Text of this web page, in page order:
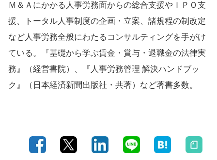
Ｍ＆Ａにかかる人事労務面からの総合支援やＩＰＯ支
援、トータル人事制度の企画・立案、諸規程の制改定
など人事労務全般にわたるコンサルティングを手がけ
ている。『基礎から学ぶ賃金・賞与・退職金の法律実
務』（経営書院）、『人事労務管理 解決ハンドブッ
ク』（日本経済新聞出版社・共著）など著書多数。